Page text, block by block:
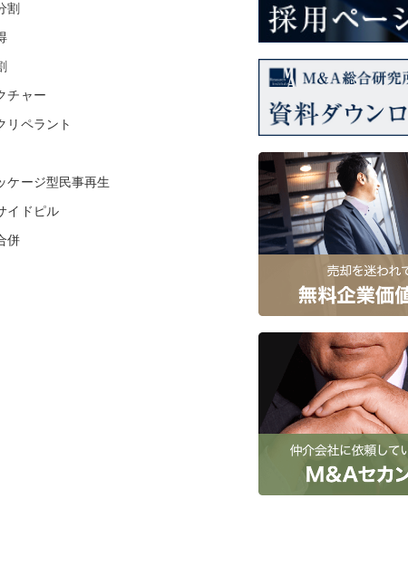
割
チャー
リペラント
ケージ型民事再生
イドピル
併